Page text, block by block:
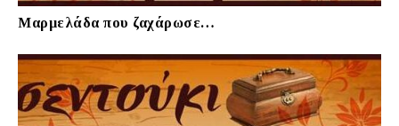
Μαρμελάδα που ζαχάρωσε…